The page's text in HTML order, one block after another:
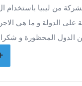
على الدولة و ما هي
الدول المحظورة و